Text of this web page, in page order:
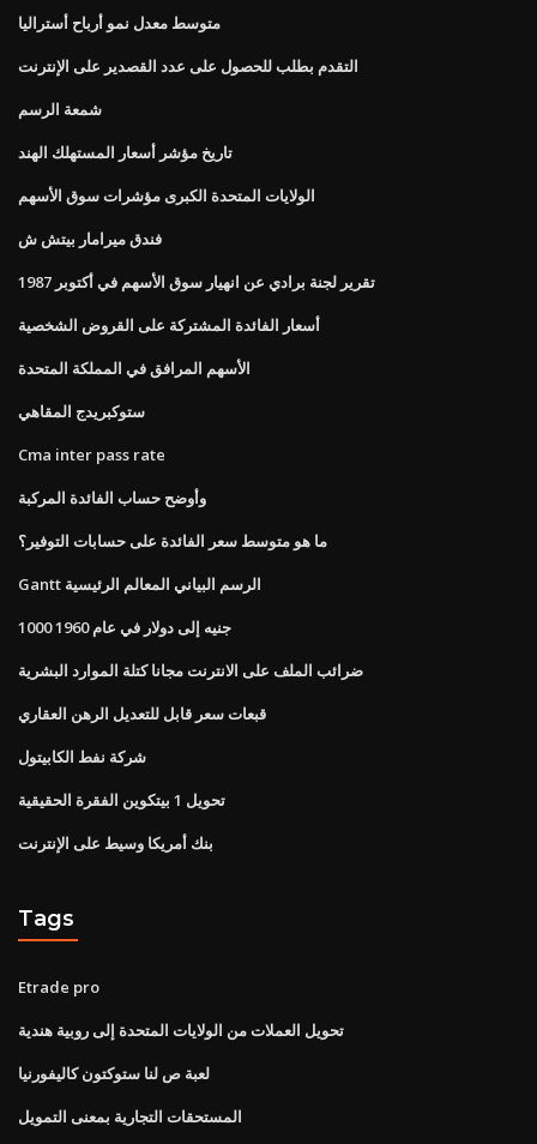
متوسط ​​معدل نمو أرباح أستراليا
التقدم بطلب للحصول على عدد القصدير على الإنترنت
شمعة الرسم
تاريخ مؤشر أسعار المستهلك الهند
الولايات المتحدة الكبرى مؤشرات سوق الأسهم
فندق ميرامار بيتش ش
تقرير لجنة برادي عن انهيار سوق الأسهم في أكتوبر 1987
أسعار الفائدة المشتركة على القروض الشخصية
الأسهم المرافق في المملكة المتحدة
ستوكبريدج المقاهي
Cma inter pass rate
وأوضح حساب الفائدة المركبة
ما هو متوسط ​​سعر الفائدة على حسابات التوفير؟
Gantt الرسم البياني المعالم الرئيسية
1000 جنيه إلى دولار في عام 1960
ضرائب الملف على الانترنت مجانا كتلة الموارد البشرية
قبعات سعر قابل للتعديل الرهن العقاري
شركة نفط الكابيتول
تحويل 1 بيتكوين الفقرة الحقيقية
بنك أمريكا وسيط على الإنترنت
Tags
Etrade pro
تحويل العملات من الولايات المتحدة إلى روبية هندية
لعبة ص لنا ستوكتون كاليفورنيا
المستحقات التجارية بمعنى التمويل